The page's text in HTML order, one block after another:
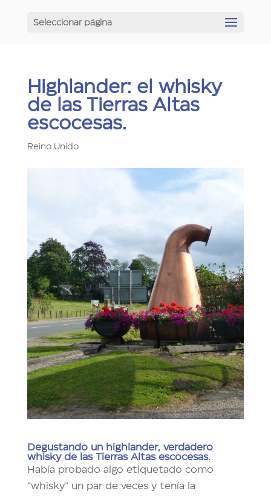
Seleccionar página
Highlander: el whisky
de las Tierras Altas
escocesas.
Reino Unido
Degustando un highlander, verdadero
whisky de las Tierras Altas escocesas.
Había probado algo etiquetado como
“whisky” un par de veces y tenía la